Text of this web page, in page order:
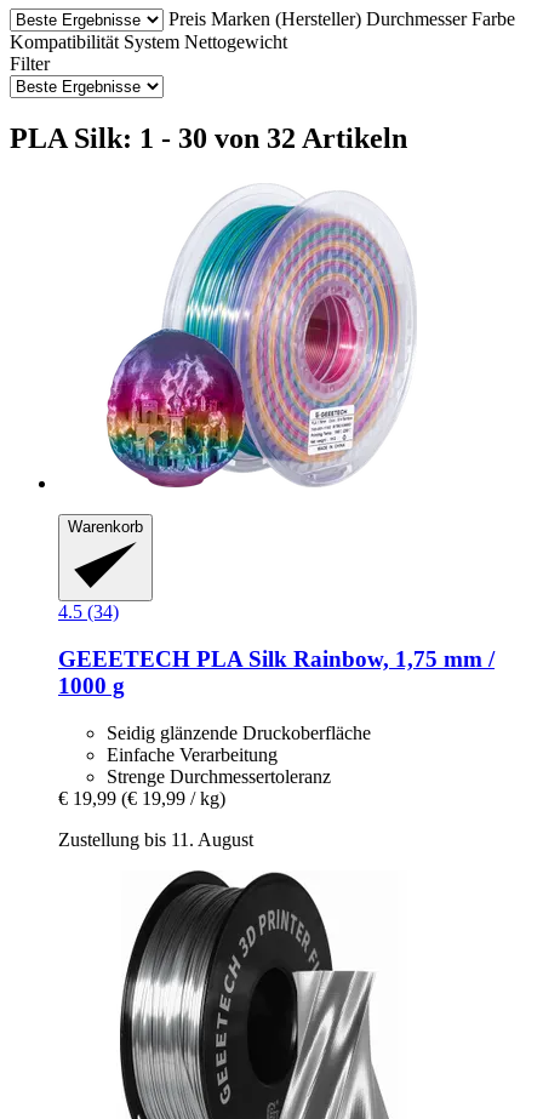
Preis Marken (Hersteller) Durchmesser Farbe
Kompatibilität System Nettogewicht
Filter
PLA Silk: 1 - 30 von 32 Artikeln
Warenkorb
4.5 (34)
GEEETECH PLA Silk Rainbow, 1,75 mm /
1000 g
Seidig glänzende Druckoberfläche
Einfache Verarbeitung
Strenge Durchmessertoleranz
€ 19,99 (€ 19,99 / kg)
Zustellung bis 11. August